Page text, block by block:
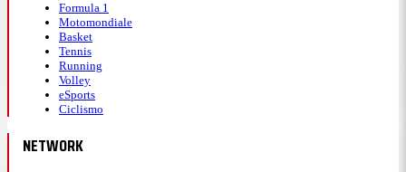
Formula 1
Motomondiale
Basket
Tennis
Running
Volley
eSports
Ciclismo
NETWORK